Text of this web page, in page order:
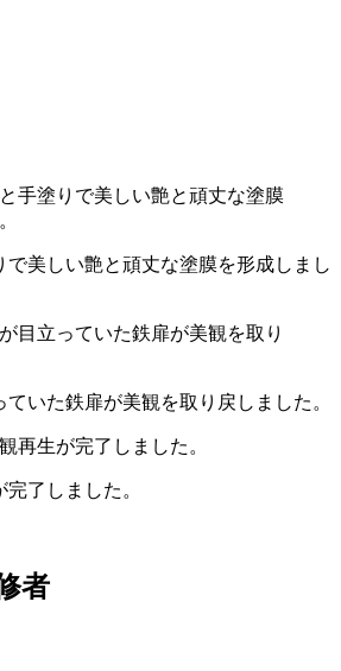
美しい艶と頑丈な塗膜を形成しまし
いた鉄扉が美観を取り戻しました。
了しました。
者